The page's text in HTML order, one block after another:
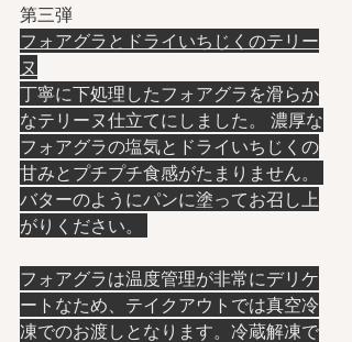
第三弾
フォアグラとドライいちじくのテリー
ヌ
丁寧に下処理したフォアグラを滑らか
なテリーヌ仕立てにしました。 濃厚な
フォアグラの塩気とドライいちじくの
甘みとプチプチ食感がたまりません。
バターのようにパンに塗ってお召し上
がりください。
フォアグラは温度管理が非常にデリケ
ートなため、テイクアウトでは真空冷
凍でのお渡しとなります。冷蔵解凍で